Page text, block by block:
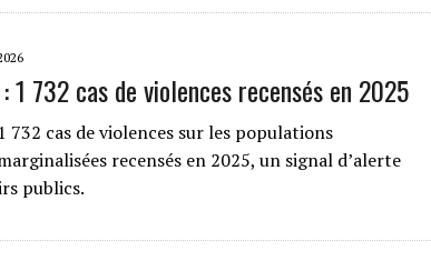
1 732 cas de violences recensés en 2025
732 cas de violences sur les populations
recensés en 2025, un signal d’alerte
publics.